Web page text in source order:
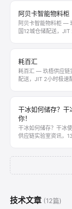
阿贝卡智能物料柜
阿贝卡智能物料柜 —
国12城仓储配送，JIT
耗百汇
耗百汇 — 玖梧供应链
配送，JIT 2小时极速
干冰如何储存？干
你！
干冰如何储存？干冰
供应链实验室资讯，
技术文章 (12篇)